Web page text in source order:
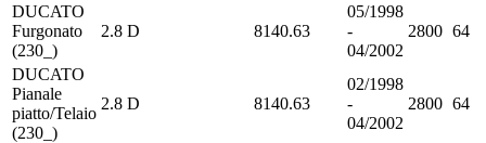
DUCATO
Furgonato
(230_)
2.8 D 8140.63
05/1998
-
04/2002
2800 64
DUCATO
Pianale
piatto/Telaio
(230_)
2.8 D 8140.63
02/1998
-
04/2002
2800 64